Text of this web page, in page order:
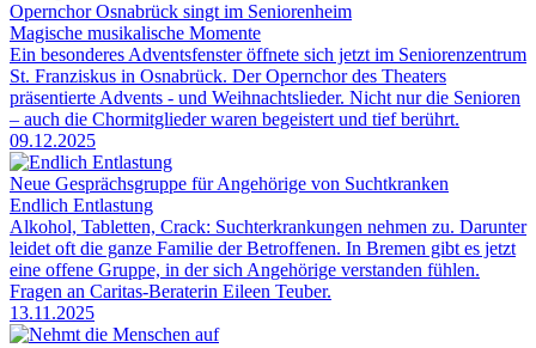
Opernchor Osnabrück singt im Seniorenheim
Magische musikalische Momente
Ein besonderes Adventsfenster öffnete sich jetzt im Seniorenzentrum
St. Franziskus in Osnabrück. Der Opernchor des Theaters
präsentierte Advents - und Weihnachtslieder. Nicht nur die Senioren
– auch die Chormitglieder waren begeistert und tief berührt.
09.12.2025
Neue Gesprächsgruppe für Angehörige von Suchtkranken
Endlich Entlastung
Alkohol, Tabletten, Crack: Suchterkrankungen nehmen zu. Darunter
leidet oft die ganze Familie der Betroffenen. In Bremen gibt es jetzt
eine offene Gruppe, in der sich Angehörige verstanden fühlen.
Fragen an Caritas-Beraterin Eileen Teuber.
13.11.2025